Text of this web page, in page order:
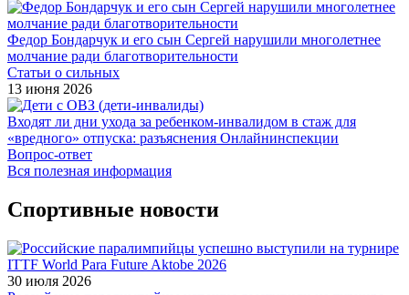
Федор Бондарчук и его сын Сергей нарушили многолетнее
молчание ради благотворительности
Статьи о сильных
13 июня 2026
Входят ли дни ухода за ребенком-инвалидом в стаж для
«вредного» отпуска: разъяснения Онлайнинспекции
Вопрос-ответ
Вся полезная информация
Спортивные новости
30 июля 2026